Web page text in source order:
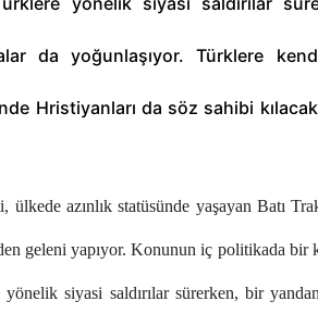
da yoğunlaşıyor. Türklere
Hristiyanları da söz sahibi
ülkede azınlık statüsünde yaşayan Batı
geleni yapıyor. Konunun iç politikada bir
siyasi saldırılar sürerken, bir